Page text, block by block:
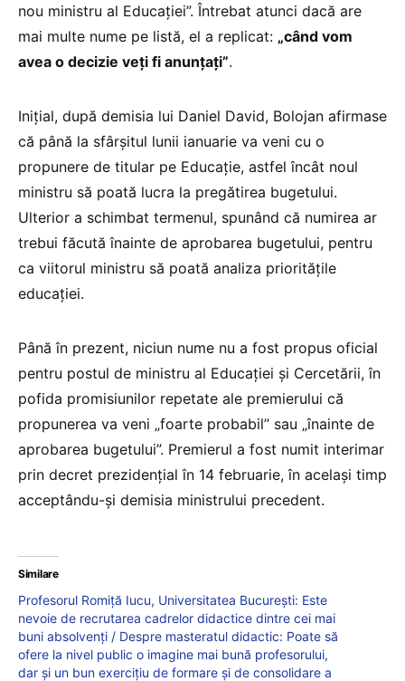
nou ministru al Educației”. Întrebat atunci dacă are
mai multe nume pe listă, el a replicat: „când vom
avea o decizie veți fi anunțați”.
Inițial, după demisia lui Daniel David, Bolojan afirmase
că până la sfârșitul lunii ianuarie va veni cu o
propunere de titular pe Educație, astfel încât noul
ministru să poată lucra la pregătirea bugetului.
Ulterior a schimbat termenul, spunând că numirea ar
trebui făcută înainte de aprobarea bugetului, pentru
ca viitorul ministru să poată analiza prioritățile
educației.
Până în prezent, niciun nume nu a fost propus oficial
pentru postul de ministru al Educației și Cercetării, în
pofida promisiunilor repetate ale premierului că
propunerea va veni „foarte probabil” sau „înainte de
aprobarea bugetului”. Premierul a fost numit interimar
prin decret prezidențial în 14 februarie, în același timp
acceptându-și demisia ministrului precedent.
Similare
Profesorul Romiță Iucu, Universitatea București: Este
nevoie de recrutarea cadrelor didactice dintre cei mai
buni absolvenți / Despre masteratul didactic: Poate să
ofere la nivel public o imagine mai bună profesorului,
dar și un bun exercițiu de formare și de consolidare a